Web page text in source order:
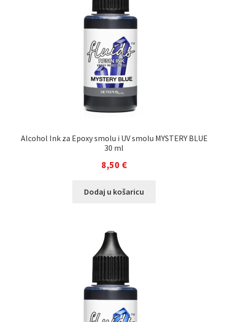
Alcohol Ink za Epoxy smolu i UV smolu MYSTERY BLUE
30 ml
8,50 €
Dodaj u košaricu